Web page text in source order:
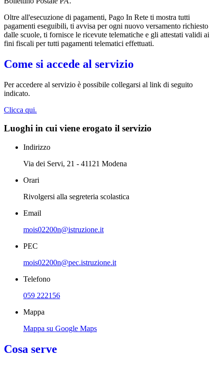
Oltre all'esecuzione di pagamenti, Pago In Rete ti mostra tutti
pagamenti eseguibili, ti avvisa per ogni nuovo versamento richiesto
dalle scuole, ti fornisce le ricevute telematiche e gli attestati validi ai
fini fiscali per tutti pagamenti telematici effettuati.
Come si accede al servizio
Per accedere al servizio è possibile collegarsi al link di seguito
indicato.
Clicca qui.
Luoghi in cui viene erogato il servizio
Indirizzo
Via dei Servi, 21 - 41121 Modena
Orari
Rivolgersi alla segreteria scolastica
Email
mois02200n@istruzione.it
PEC
mois02200n@pec.istruzione.it
Telefono
059 222156
Mappa
Mappa su Google Maps
Cosa serve